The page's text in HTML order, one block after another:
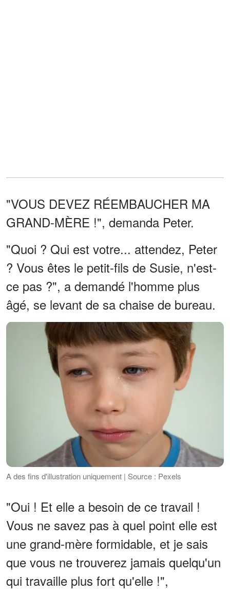
"VOUS DEVEZ RÉEMBAUCHER MA
GRAND-MÈRE !", demanda Peter.
"Quoi ? Qui est votre... attendez, Peter
? Vous êtes le petit-fils de Susie, n'est-
ce pas ?", a demandé l'homme plus
âgé, se levant de sa chaise de bureau.
A des fins d'illustration uniquement | Source : Pexels
"Oui ! Et elle a besoin de ce travail !
Vous ne savez pas à quel point elle est
une grand-mère formidable, et je sais
que vous ne trouverez jamais quelqu'un
qui travaille plus fort qu'elle !",